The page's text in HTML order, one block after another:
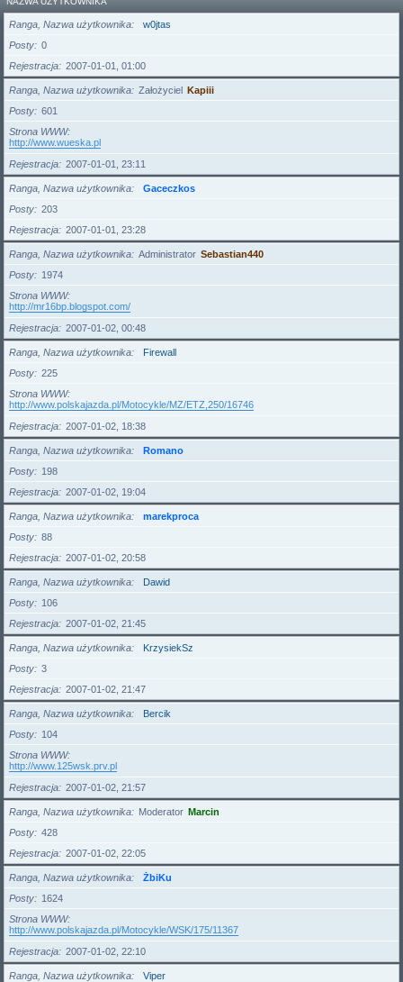
Ranga, Nazwa użytkownika
w0jtas
Posty
0
Rejestracja
2007-01-01, 01:00
Ranga, Nazwa użytkownika Założyciel Kapiii
Posty
601
Strona WWW
http://www.wueska.pl
Rejestracja
2007-01-01, 23:11
Ranga, Nazwa użytkownika
Gaceczkos
Posty
203
Rejestracja
2007-01-01, 23:28
Ranga, Nazwa użytkownika Administrator Sebastian440
Posty
1974
Strona WWW
http://mr16bp.blogspot.com/
Rejestracja
2007-01-02, 00:48
Ranga, Nazwa użytkownika
Firewall
Posty
225
Strona WWW
http://www.polskajazda.pl/Motocykle/MZ/ETZ,250/16746
Rejestracja
2007-01-02, 18:38
Ranga, Nazwa użytkownika
Romano
Posty
198
Rejestracja
2007-01-02, 19:04
Ranga, Nazwa użytkownika
marekproca
Posty
88
Rejestracja
2007-01-02, 20:58
Ranga, Nazwa użytkownika
Dawid
Posty
106
Rejestracja
2007-01-02, 21:45
Ranga, Nazwa użytkownika
KrzysiekSz
Posty
3
Rejestracja
2007-01-02, 21:47
Ranga, Nazwa użytkownika
Bercik
Posty
104
Strona WWW
http://www.125wsk.prv.pl
Rejestracja
2007-01-02, 21:57
Ranga, Nazwa użytkownika Moderator Marcin
Posty
428
Rejestracja
2007-01-02, 22:05
Ranga, Nazwa użytkownika
ŻbiKu
Posty
1624
Strona WWW
http://www.polskajazda.pl/Motocykle/WSK/175/11367
Rejestracja
2007-01-02, 22:10
Ranga, Nazwa użytkownika
Viper